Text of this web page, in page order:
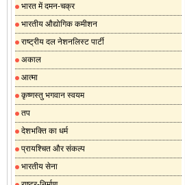
भारत में दमन-चक्र
भारतीय औद्योगिक कमीशन
राष्ट्रीय दल नेशनलिस्ट पार्टी
अकाल
आत्मा
कृष्णस्तु भगवान स्वयम
तप
देशभक्ति का धर्म
प्रायश्चित और संकल्प
भारतीय सेना